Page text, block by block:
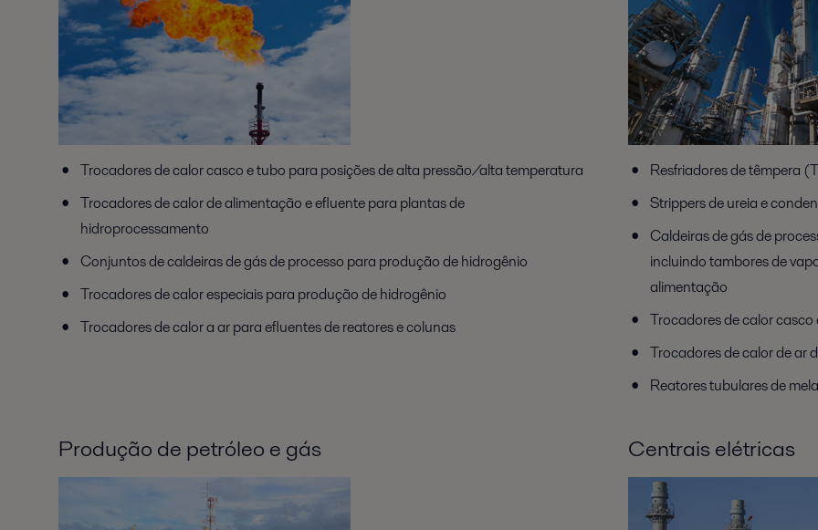
Trocadores de calor casco e tubo para posições de alta pressão/alta temperatura
Trocadores de calor de alimentação e efluente para plantas de
hidroprocessamento
Conjuntos de caldeiras de gás de processo para produção de hidrogênio
Trocadores de calor especiais para produção de hidrogênio
Trocadores de calor a ar para efluentes de reatores e colunas
Resfriadores de têmpera
Strippers de ureia e
Caldeiras de gás de
incluindo tambores de
alimentação
Trocadores de calor
Trocadores de calor de ar
Reatores tubulares de
Produção de petróleo e gás Centrais elétricas